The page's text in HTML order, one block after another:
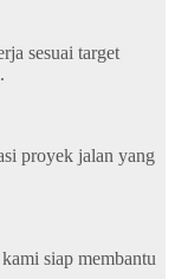
sesuai target
proyek jalan yang
siap membantu